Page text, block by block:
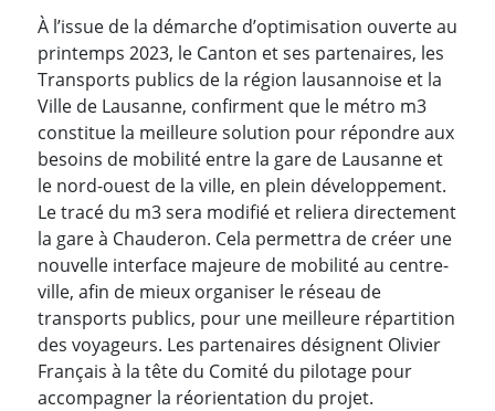
À l’issue de la démarche d’optimisation ouverte au
printemps 2023, le Canton et ses partenaires, les
Transports publics de la région lausannoise et la
Ville de Lausanne, confirment que le métro m3
constitue la meilleure solution pour répondre aux
besoins de mobilité entre la gare de Lausanne et
le nord-ouest de la ville, en plein développement.
Le tracé du m3 sera modifié et reliera directement
la gare à Chauderon. Cela permettra de créer une
nouvelle interface majeure de mobilité au centre-
ville, afin de mieux organiser le réseau de
transports publics, pour une meilleure répartition
des voyageurs. Les partenaires désignent Olivier
Français à la tête du Comité du pilotage pour
accompagner la réorientation du projet.